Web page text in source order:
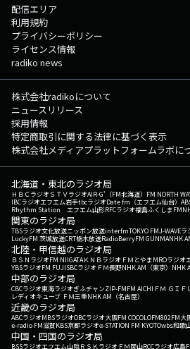
配信エリア
利用規約
プライバシーポリシー
ライセンス情報
radiko news
株式会社radikoについて
ニュースリリース
採用情報
特定商取引に関する法律に基づく表示
株式会社メディアプラットフォームラボに
北海道・東北のラジオ局
ＨＢＣラジオＳＴＶラジオAIR-G'（FM北海道） FM NORTH
IBCラジオエフエム岩手tbcラジオDate fm（エフエム仙台）
Rhythm Station エフエム山形RFCラジオ福島ふくしまFM
関東のラジオ局
TBSラジオ文化放送ニッポン放送interfmTOKYO FMJ-WAVEラ
LuckyFM 茨城放送CRT栃木放送RadioBerryFM GUNMANHK
北陸・甲信越のラジオ局
ＢＳＮラジオFM NIIGATAＫＮＢラジオ ＦＭとやまMROラジオ
YBSラジオFM FUJISBCラジオ ＦＭ長野NHK AM（東京） NHK
中部のラジオ局
CBCラジオ東海ラジオぎふチャンZIP-FMFM AICHI ＦＭ ＧＩＦ
レディオキューブ ＦＭ三重NHK AM（名古屋）
近畿のラジオ局
ABCラジオMBSラジオOBCラジオ大阪FM COCOLOFM802FM大
e-radio FM滋賀KBS京都ラジオα-STATION FM KYOTOwbs和歌
中国・四国のラジオ局
BSSラジオエフエム山陰ＲＳＫラジオ ＦＭ岡山RCCラジオ広島